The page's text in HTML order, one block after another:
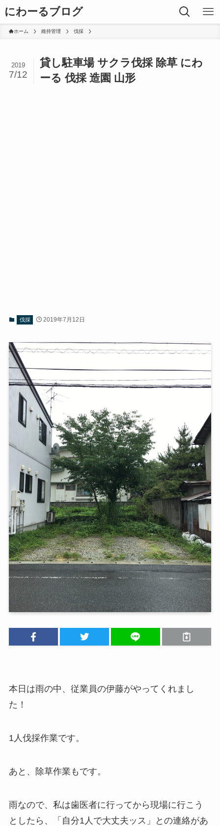
にわーるブログ
ホーム 維持管理 伐採
貸し駐車場 サクラ伐採 除草 にわ
ーる 伐採 造園 山形
2019
7/12
伐採 2019年7月12日
本日は雨の中、従業員の伊藤がやってくれまし
た！
1人伐採作業です。
あと、除草作業もです。
雨なので、私は歯医者に行ってから現場に行こう
としたら、「自分1人で大丈夫ッス」との連絡があ